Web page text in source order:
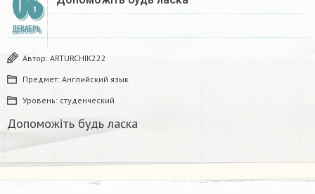
ДЕКАБРЬ
Автор: ARTURCHIK222
Предмет: Английский язык
Уровень: студенческий
Допоможіть будь ласка ​